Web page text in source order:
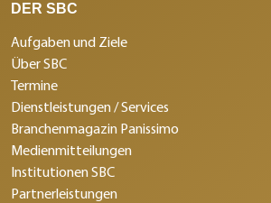
DER SBC
Aufgaben und Ziele
Über SBC
Termine
Dienstleistungen / Services
Branchenmagazin Panissimo
Medienmitteilungen
Institutionen SBC
Partnerleistungen